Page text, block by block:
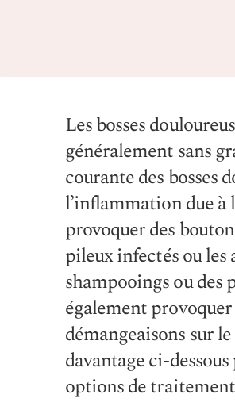
Les bosses
généralement sans
courante des bosses
l’inflammation due à
provoquer des
pileux infectés ou les
shampooings ou
également provoquer
démangeaisons sur
davantage ci-
options de